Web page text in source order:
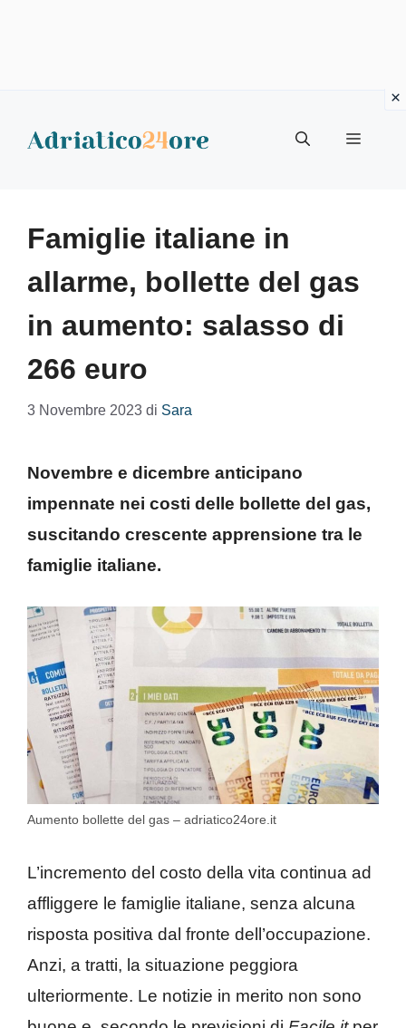
Menu
Famiglie italiane in
allarme, bollette del gas
in aumento: salasso di
266 euro
3 Novembre 2023 di Sara
Novembre e dicembre anticipano
impennate nei costi delle bollette del gas,
suscitando crescente apprensione tra le
famiglie italiane.
Aumento bollette del gas – adriatico24ore.it
L’incremento del costo della vita continua ad
affliggere le famiglie italiane, senza alcuna
risposta positiva dal fronte dell’occupazione.
Anzi, a tratti, la situazione peggiora
ulteriormente. Le notizie in merito non sono